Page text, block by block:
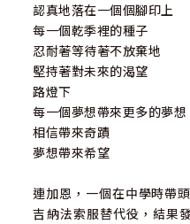
認真地落在一個個腳印上
每一個乾季裡的種子
忍耐著等待著不放棄地
堅持著對未來的渴望
路燈下
每一個夢想帶來更多的夢想
相信帶來奇蹟
夢想帶來希望
連加恩，一個在中學時帶
吉納法索服替代役，結果